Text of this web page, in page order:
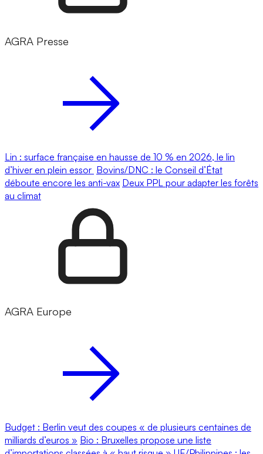
AGRA Presse
Lin : surface française en hausse de 10 % en 2026, le lin
d’hiver en plein essor Bovins/DNC : le Conseil d’État
déboute encore les anti-vax Deux PPL pour adapter les forêts
au climat
AGRA Europe
Budget : Berlin veut des coupes « de plusieurs centaines de
milliards d’euros » Bio : Bruxelles propose une liste